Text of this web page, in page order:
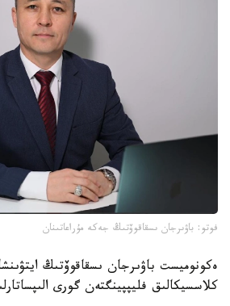
فوتو: باۋىرجان ىسقاقوۆتىڭ جەكە مۇراعاتىنان
ەكونوميست باۋىرجان ىسقاقوۆتىڭ
كلاسسيكالىق فليپپينگتەن گورى